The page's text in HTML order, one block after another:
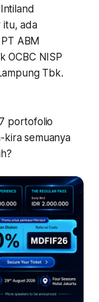
itu, ada
ABM
OCBC NISP
Tbk.
portofolio
kira semuanya